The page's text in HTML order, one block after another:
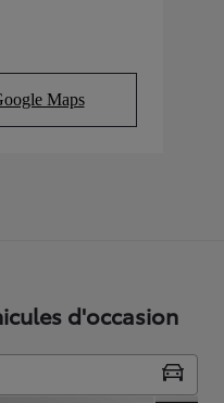
Maps
in new tab)
d'occasion